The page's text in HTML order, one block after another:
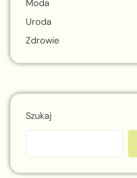
Moda
Uroda
Zdrowie
Szukaj